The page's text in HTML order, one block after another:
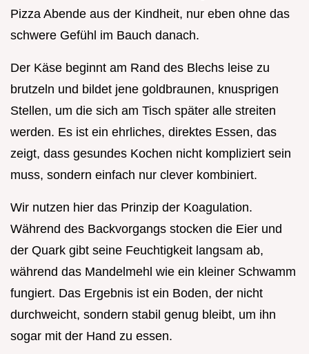
Pizza Abende aus der Kindheit, nur eben ohne das
schwere Gefühl im Bauch danach.
Der Käse beginnt am Rand des Blechs leise zu
brutzeln und bildet jene goldbraunen, knusprigen
Stellen, um die sich am Tisch später alle streiten
werden. Es ist ein ehrliches, direktes Essen, das
zeigt, dass gesundes Kochen nicht kompliziert sein
muss, sondern einfach nur clever kombiniert.
Wir nutzen hier das Prinzip der Koagulation.
Während des Backvorgangs stocken die Eier und
der Quark gibt seine Feuchtigkeit langsam ab,
während das Mandelmehl wie ein kleiner Schwamm
fungiert. Das Ergebnis ist ein Boden, der nicht
durchweicht, sondern stabil genug bleibt, um ihn
sogar mit der Hand zu essen.